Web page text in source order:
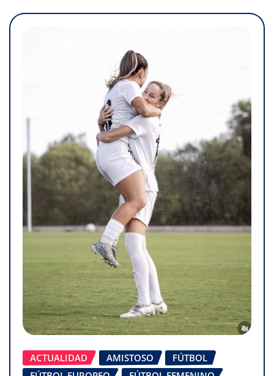
ACTUALIDAD AMISTOSO
FÚTBOL